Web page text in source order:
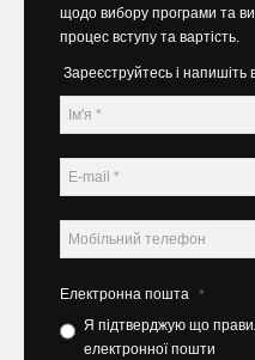
щодо вибору програми та
процес вступу та вартість.
Зареєструйтесь і
Електронна пошта *
Я підтверджую що
електронної пошти